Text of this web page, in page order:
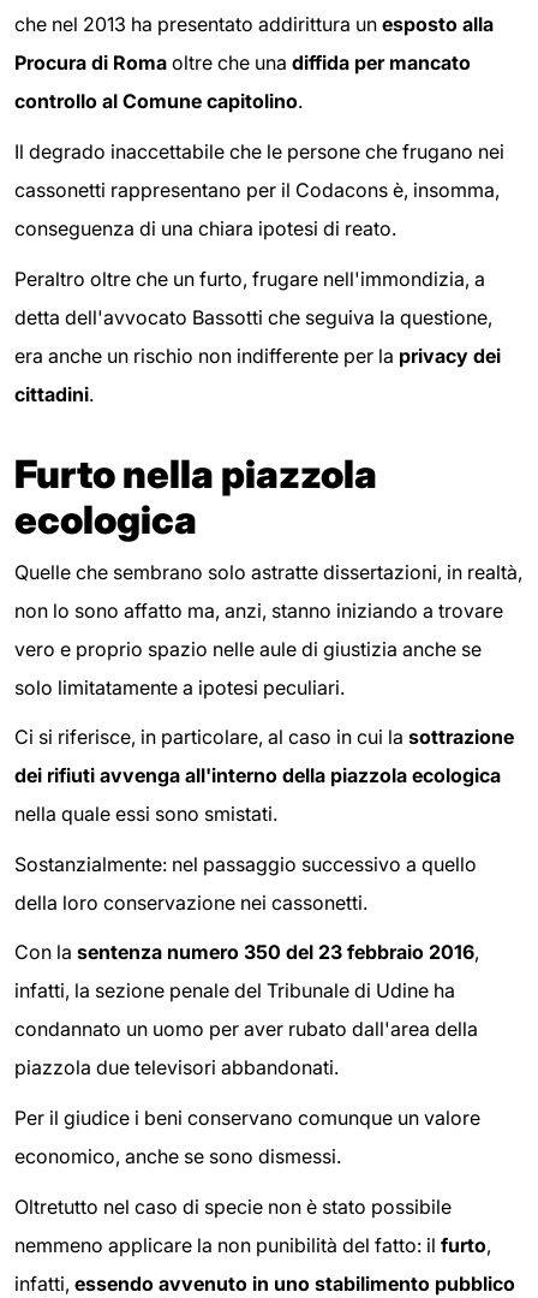
che nel 2013 ha presentato addirittura un esposto alla
Procura di Roma oltre che una diffida per mancato
controllo al Comune capitolino.
Il degrado inaccettabile che le persone che frugano nei
cassonetti rappresentano per il Codacons è, insomma,
conseguenza di una chiara ipotesi di reato.
Peraltro oltre che un furto, frugare nell'immondizia, a
detta dell'avvocato Bassotti che seguiva la questione,
era anche un rischio non indifferente per la privacy dei
cittadini.
Furto nella piazzola
ecologica
Quelle che sembrano solo astratte dissertazioni, in realtà,
non lo sono affatto ma, anzi, stanno iniziando a trovare
vero e proprio spazio nelle aule di giustizia anche se
solo limitatamente a ipotesi peculiari.
Ci si riferisce, in particolare, al caso in cui la sottrazione
dei rifiuti avvenga all'interno della piazzola ecologica
nella quale essi sono smistati.
Sostanzialmente: nel passaggio successivo a quello
della loro conservazione nei cassonetti.
Con la sentenza numero 350 del 23 febbraio 2016,
infatti, la sezione penale del Tribunale di Udine ha
condannato un uomo per aver rubato dall'area della
piazzola due televisori abbandonati.
Per il giudice i beni conservano comunque un valore
economico, anche se sono dismessi.
Oltretutto nel caso di specie non è stato possibile
nemmeno applicare la non punibilità del fatto: il furto,
infatti, essendo avvenuto in uno stabilimento pubblico